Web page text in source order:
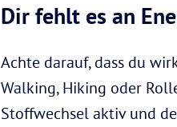
Dir fehlt es an
Achte darauf, dass du
Walking, Hiking oder
Stoffwechsel aktiv und